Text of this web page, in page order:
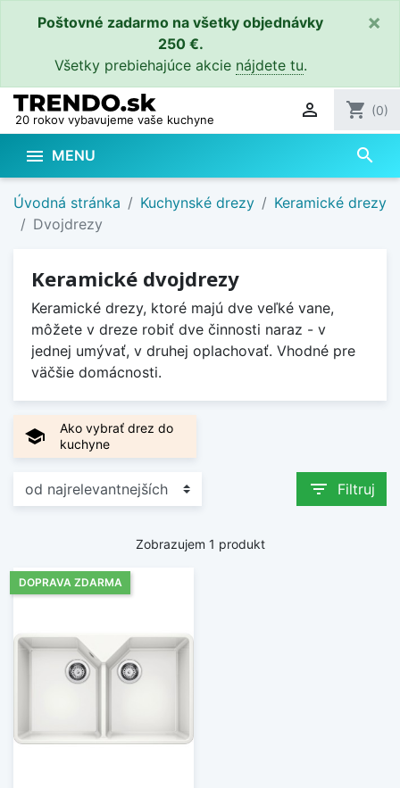
Poštovné zadarmo na všetky objednávky
250 €.
Všetky prebiehajúce akcie nájdete tu.
×
20 rokov vybavujeme vaše kuchyne  shopping_cart (0)
 MENU search
Úvodná stránka Kuchynské drezy
Keramické drezy
Dvojdrezy
Keramické dvojdrezy
Keramické drezy, ktoré majú dve veľké vane,
môžete v dreze robiť dve činnosti naraz - v
jednej umývať, v druhej oplachovať. Vhodné pre
väčšie domácnosti.
school
Ako vybrať drez do
kuchyne
filter_list Filtruj
Zobrazujem 1 produkt
DOPRAVA ZDARMA